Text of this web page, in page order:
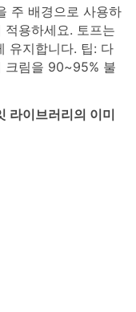
주 배경으로 사용하
용하세요. 토프는
유지합니다. 팁: 다
크림을 90~95% 불
라이브러리의 이미